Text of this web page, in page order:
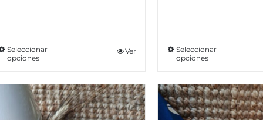
Seleccionar
opciones
tiene
múltiples
variantes.
Ver
Seleccionar
opciones